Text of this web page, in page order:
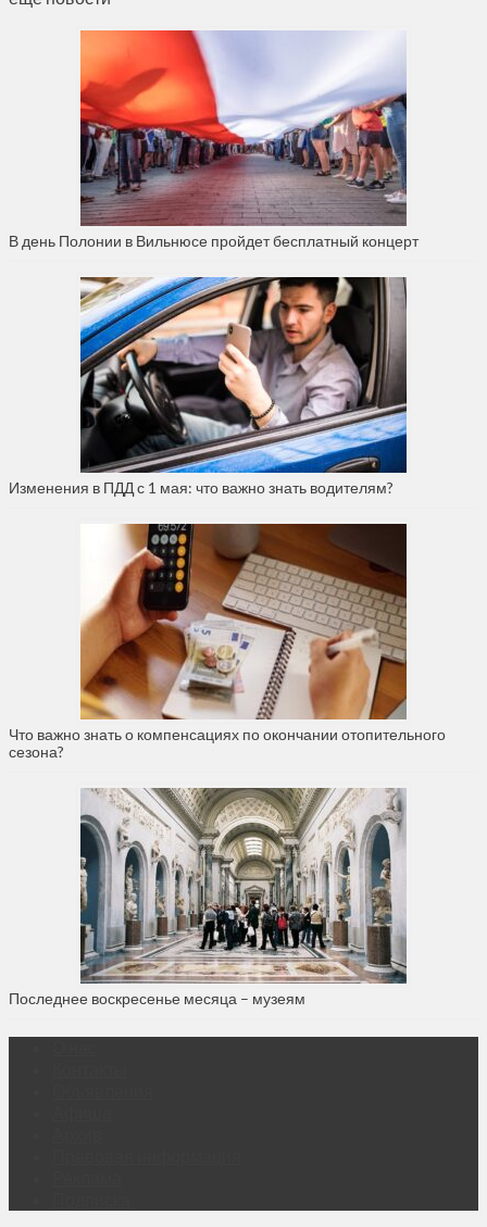
В день Полонии в Вильнюсе пройдет бесплатный концерт
Изменения в ПДД с 1 мая: что важно знать водителям?
Что важно знать о компенсациях по окончании отопительного
сезона?
Последнее воскресенье месяца – музеям